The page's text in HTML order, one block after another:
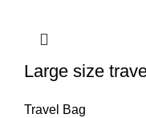
Large size
Travel Bag